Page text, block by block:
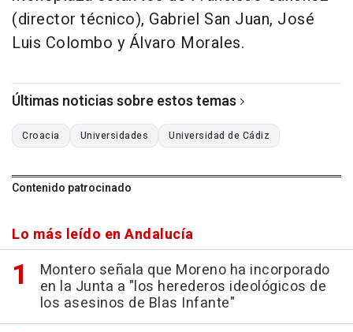
(director técnico), Gabriel San Juan, José
Luis Colombo y Álvaro Morales.
Últimas noticias sobre estos temas
Croacia Universidades Universidad de Cádiz
Contenido patrocinado
Lo más leído en Andalucía
Montero señala que Moreno ha incorporado
en la Junta a "los herederos ideológicos de
los asesinos de Blas Infante"